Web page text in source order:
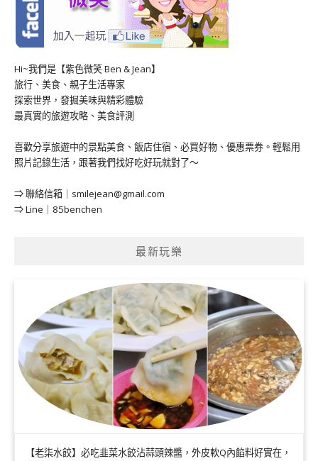
Hi~我們是【紫色微笑 Ben & Jean】
旅行、美食、親子生活專家
探索世界，發掘美味與精彩體驗
最真實的旅遊攻略、美食評測
喜歡分享旅遊中的景點美食、飯店住宿、必買好物、優惠票券。輕鬆用
照片記錄生活，跟著我們找好吃好玩就對了～
⇒ 聯絡信箱｜ smilejean@gmail.com
⇒ Line｜85benchen
最新玩樂
【老柒水餃】必吃韭菜水餃沾蒜頭辣醬，外皮軟Q內餡料好實在，